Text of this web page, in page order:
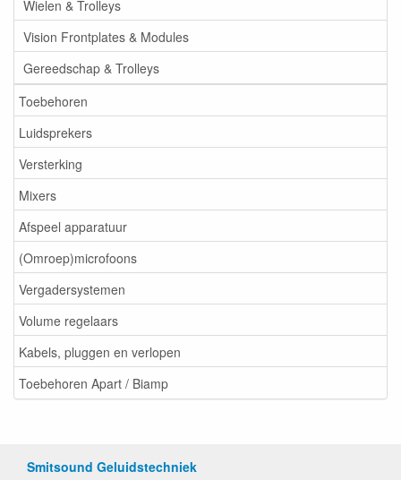
Wielen & Trolleys
Vision Frontplates & Modules
Gereedschap & Trolleys
Toebehoren
Luidsprekers
Versterking
Mixers
Afspeel apparatuur
(Omroep)microfoons
Vergadersystemen
Volume regelaars
Kabels, pluggen en verlopen
Toebehoren Apart / Biamp
Smitsound Geluidstechniek